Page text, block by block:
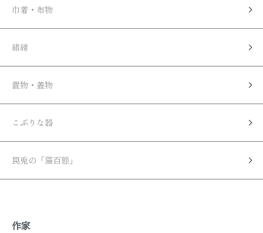
巾着・布物
緒締
置物・蓋物
こぶりな器
罠兎の「猫百態」
作家